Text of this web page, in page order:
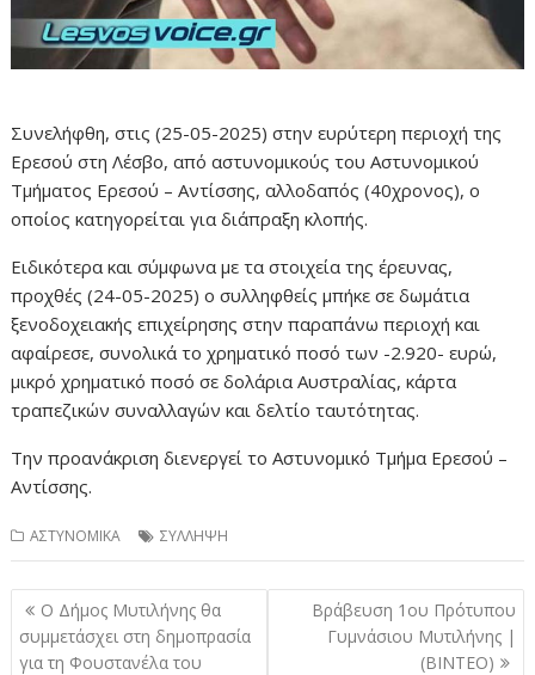
Συνελήφθη, στις (25-05-2025) στην ευρύτερη περιοχή της
Ερεσού στη Λέσβο, από αστυνομικούς του Αστυνομικού
Τμήματος Ερεσού – Αντίσσης, αλλοδαπός (40χρονος), ο
οποίος κατηγορείται για διάπραξη κλοπής.
Ειδικότερα και σύμφωνα με τα στοιχεία της έρευνας,
προχθές (24-05-2025) ο συλληφθείς μπήκε σε δωμάτια
ξενοδοχειακής επιχείρησης στην παραπάνω περιοχή και
αφαίρεσε, συνολικά το χρηματικό ποσό των -2.920- ευρώ,
μικρό χρηματικό ποσό σε δολάρια Αυστραλίας, κάρτα
τραπεζικών συναλλαγών και δελτίο ταυτότητας.
Την προανάκριση διενεργεί το Αστυνομικό Τμήμα Ερεσού –
Αντίσσης.
ΑΣΤΥΝΟΜΙΚΑ ΣΥΛΛΗΨΗ
Πλοήγηση
άρθρων
Ο Δήμος Μυτιλήνης θα
συμμετάσχει στη δημοπρασία
για τη Φουστανέλα του
Βράβευση 1ου Πρότυπου
Γυμνάσιου Μυτιλήνης |
(ΒΙΝΤΕΟ)